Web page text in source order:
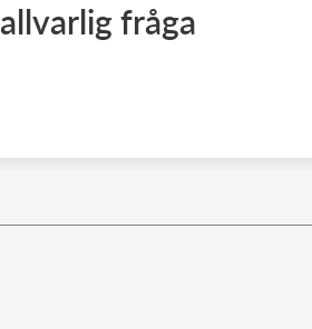
allvarlig fråga